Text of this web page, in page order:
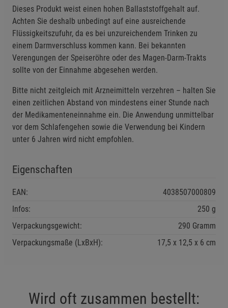
Dieses Produkt weist einen hohen Ballaststoffgehalt auf.
Achten Sie deshalb unbedingt auf eine ausreichende
Flüssigkeitszufuhr, da es bei unzureichendem Trinken zu
einem Darmverschluss kommen kann. Bei bekannten
Verengungen der Speiseröhre oder des Magen-Darm-Trakts
sollte von der Einnahme abgesehen werden.
Bitte nicht zeitgleich mit Arzneimitteln verzehren – halten Sie
einen zeitlichen Abstand von mindestens einer Stunde nach
der Medikamenteneinnahme ein. Die Anwendung unmittelbar
vor dem Schlafengehen sowie die Verwendung bei Kindern
unter 6 Jahren wird nicht empfohlen.
Eigenschaften
EAN:
4038507000809
Infos:
250 g
Verpackungsgewicht:
290 Gramm
Verpackungsmaße (LxBxH):
17,5 12,5 6 cm
Wird oft zusammen bestellt:
Beschreibung Funktionale Cookies
Cookie-Informationenanzeigen
Statistik Cookies (2) Statistik Cookies
Beschreibung Statistik Cookies
Cookie-Informationenanzeigen
Marketing Cookies (3) Marketing Cookies
Beschreibung Marketing Cookies